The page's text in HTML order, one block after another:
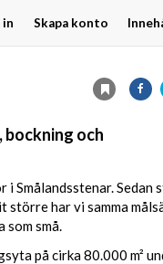
in Skapa konto
och
Smålandsstenar. Sedan
har vi samma
små.
på cirka 80.000 m²